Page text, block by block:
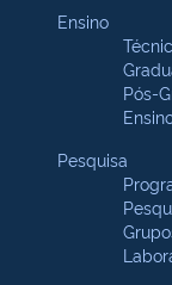
Ensino
Pós-
Pesquisa